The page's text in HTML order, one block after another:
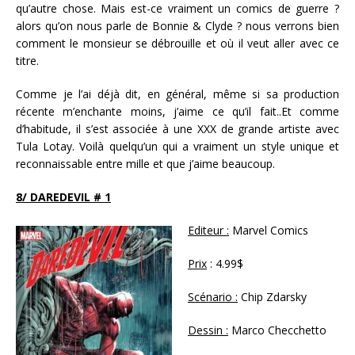
qu’autre chose. Mais est-ce vraiment un comics de guerre ?
alors qu’on nous parle de Bonnie & Clyde ? nous verrons bien
comment le monsieur se débrouille et où il veut aller avec ce
titre.
Comme je l’ai déjà dit, en général, même si sa production
récente m’enchante moins, j’aime ce qu’il fait..Et comme
d’habitude, il s’est associée à une XXX de grande artiste avec
Tula Lotay. Voilà quelqu’un qui a vraiment un style unique et
reconnaissable entre mille et que j’aime beaucoup.
8/ DAREDEVIL # 1
Editeur : Marvel Comics
Prix : 4.99$
Scénario : Chip Zdarsky
Dessin : Marco Checchetto